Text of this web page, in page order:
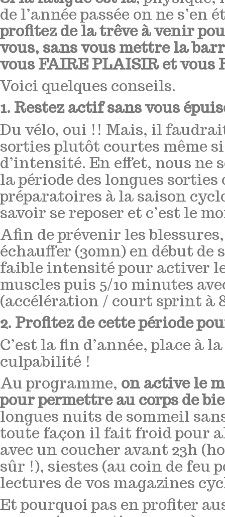
de l’année passée on ne s’en
profitez de la trêve à venir
vous, sans vous mettre la
vous FAIRE PLAISIR et vous
Voici quelques conseils.
1. Restez actif sans vous
Du vélo, oui !! Mais, il
sorties plutôt courtes même
d’intensité. En effet, nous ne
la période des longues sorties
préparatoires à la saison
savoir se reposer et c’est le
Afin de prévenir les
échauffer (30mn) en début de
faible intensité pour activer
muscles puis 5/10 minutes
(accélération / court sprint à
2. Profitez de cette période
C’est la fin d’année, place à
culpabilité !
Au programme, on active le
pour permettre au corps de
longues nuits de sommeil
toute façon il fait froid pour
avec un coucher avant 23h
sûr !), siestes (au coin de feu
lectures de vos magazines
Et pourquoi pas en profiter